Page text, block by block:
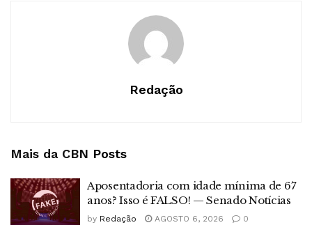
Redação
Mais da CBN Posts
Aposentadoria com idade mínima de 67
anos? Isso é FALSO! — Senado Notícias
by Redação AGOSTO 6, 2026 0